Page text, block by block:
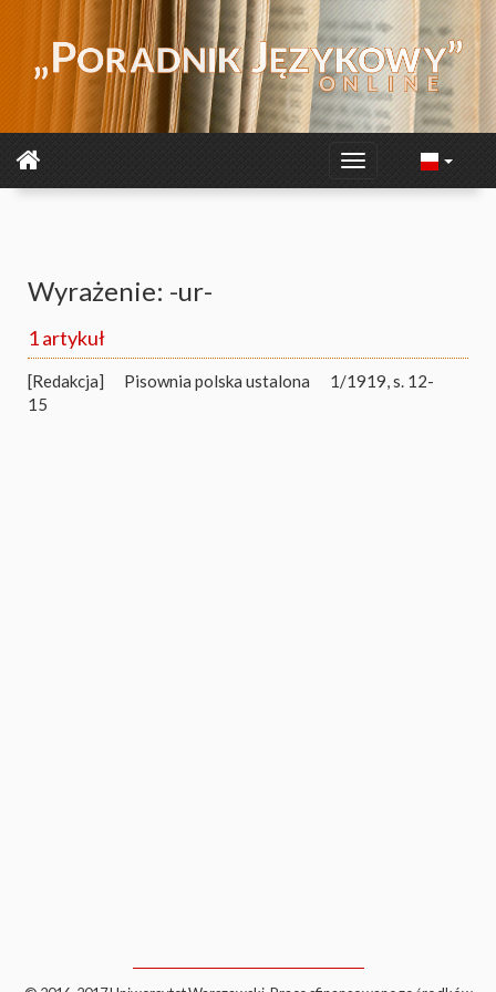
Wyrażenie: -ur-
1 artykuł
[Redakcja] Pisownia polska ustalona
1/1919, s. 12-
15